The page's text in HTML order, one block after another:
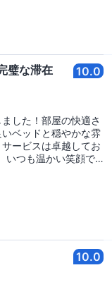
が効いており、扇風
シーツとタオルは毎
小さいですが機能的
ツ）もありました
ありませんでした。
じが良かったです。
予算を気に
る方には向かないか
理、人）が混ざって
璧な滞在
10.0
した！部屋の快適さ
ベッドと穏やかな雰
ービスは卓越してお
いつも温かい笑顔で
えており、便利で楽
置しているため、街
テルのマネージャー
発見したことです。
なり、家庭的な雰囲
をまるで自宅にいる
た。 全体とし
一流のサービス、優
10.0